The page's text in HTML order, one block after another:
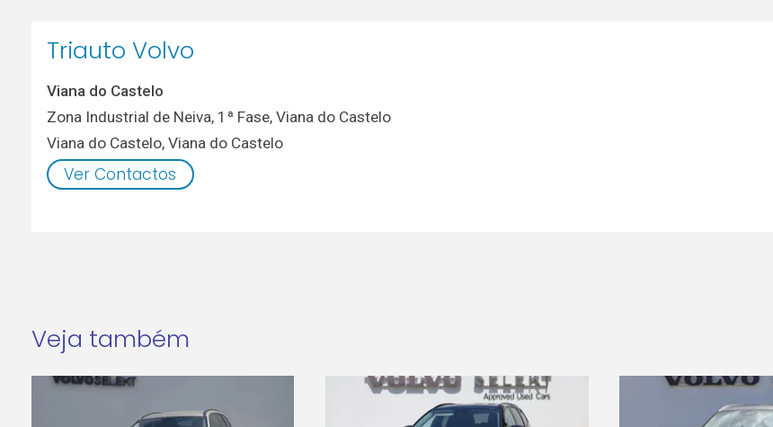
Triauto Volvo
Viana do Castelo
Zona Industrial de Neiva, 1ª Fase, Viana do Castelo
Viana do Castelo, Viana do Castelo
Ver Contactos
Veja também